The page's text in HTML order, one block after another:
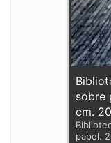
sobre
cm.
papel.